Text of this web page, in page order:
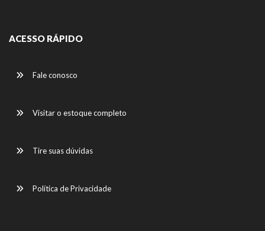
ACESSO RÁPIDO
Fale conosco
Visitar o estoque completo
Tire suas dúvidas
Política de Privacidade